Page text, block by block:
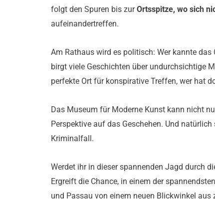
folgt den Spuren bis zurOrtsspitze, wo sich
aufeinandertreffen.
Am Rathaus wird es politisch: Wer kannte
birgt viele Geschichten über undurchsichtige
perfekte Ort für konspirative Treffen, wer hat
Das Museum für Moderne Kunst kann nicht
Perspektive auf das Geschehen. Und natürlich
Kriminalfall.
Werdet ihr in dieser spannenden Jagd durch
Ergreift die Chance, in einem der
und Passau von einem neuen Blickwinkel aus